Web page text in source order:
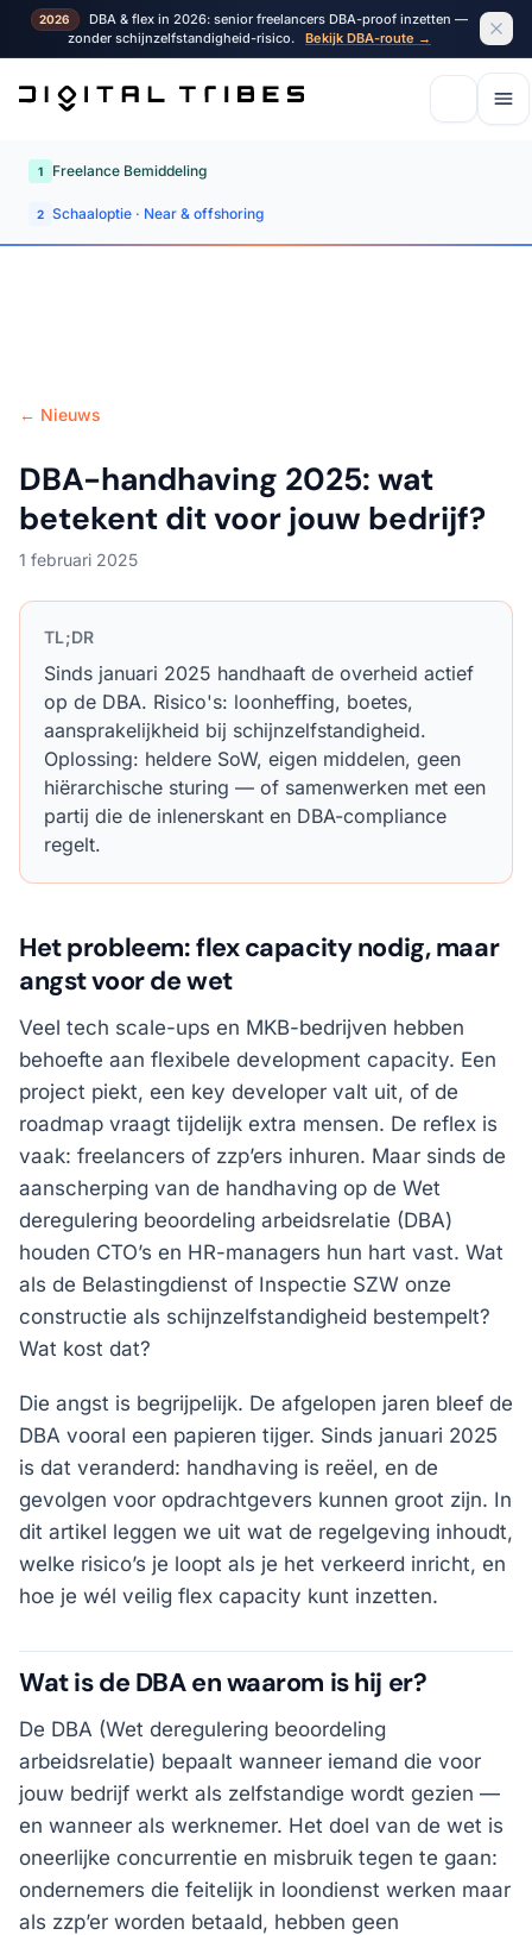
2026
DBA & flex in 2026: senior freelancers DBA-proof inzetten —
zonder schijnzelfstandigheid-risico.
Bekijk DBA-route →
1 Freelance Bemiddeling
2 Schaaloptie · Near & offshoring
← Nieuws
DBA-handhaving 2025: wat
betekent dit voor jouw bedrijf?
1 februari 2025
TL;DR
Sinds januari 2025 handhaaft de overheid actief
op de DBA. Risico's: loonheffing, boetes,
aansprakelijkheid bij schijnzelfstandigheid.
Oplossing: heldere SoW, eigen middelen, geen
hiërarchische sturing — of samenwerken met een
partij die de inlenerskant en DBA-compliance
regelt.
Het probleem: flex capacity nodig, maar
angst voor de wet
Veel tech scale-ups en MKB-bedrijven hebben
behoefte aan flexibele development capacity. Een
project piekt, een key developer valt uit, of de
roadmap vraagt tijdelijk extra mensen. De reflex is
vaak: freelancers of zzp’ers inhuren. Maar sinds de
aanscherping van de handhaving op de Wet
deregulering beoordeling arbeidsrelatie (DBA)
houden CTO’s en HR-managers hun hart vast. Wat
als de Belastingdienst of Inspectie SZW onze
constructie als schijnzelfstandigheid bestempelt?
Wat kost dat?
Die angst is begrijpelijk. De afgelopen jaren bleef de
DBA vooral een papieren tijger. Sinds januari 2025
is dat veranderd: handhaving is reëel, en de
gevolgen voor opdrachtgevers kunnen groot zijn. In
dit artikel leggen we uit wat de regelgeving inhoudt,
welke risico’s je loopt als je het verkeerd inricht, en
hoe je wél veilig flex capacity kunt inzetten.
Wat is de DBA en waarom is hij er?
De DBA (Wet deregulering beoordeling
arbeidsrelatie) bepaalt wanneer iemand die voor
jouw bedrijf werkt als zelfstandige wordt gezien —
en wanneer als werknemer. Het doel van de wet is
oneerlijke concurrentie en misbruik tegen te gaan:
ondernemers die feitelijk in loondienst werken maar
als zzp’er worden betaald, hebben geen